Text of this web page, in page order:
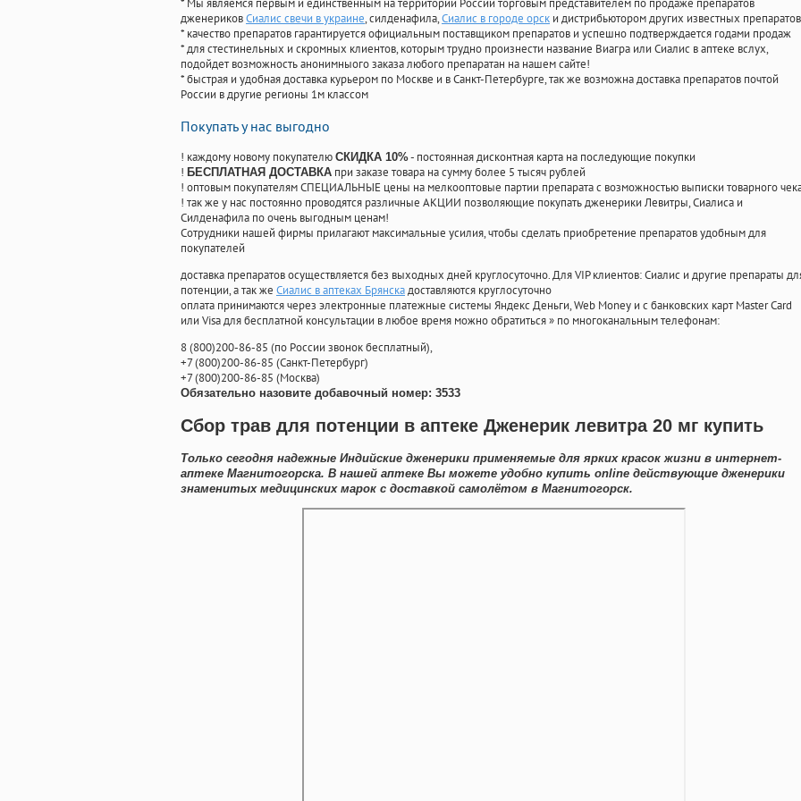
* Мы являемся первым и единственным на территории России торговым представителем по продаже препаратов
дженериковСиалис свечи в украине, силденафила,Сиалис в городе орск и дистрибьютором других известных препаратов
* качество препаратов гарантируется официальным поставщиком препаратов и успешно подтверждается годами продаж
* для стестинельных и скромных клиентов, которым трудно произнести название Виагра или Сиалис в аптеке вслух,
подойдет возможность анонимныого заказа любого препаратан на нашем сайте!
* быстрая и удобная доставка курьером по Москве и в Санкт-Петербурге, так же возможна доставка препаратов почтой
России в другие регионы 1м классом
Покупать у нас выгодно
! каждому новому покупателю СКИДКА 10%- постоянная дисконтная карта на последующие покупки
! БЕСПЛАТНАЯ ДОСТАВКА при заказе товара на сумму более 5 тысяч рублей
! оптовым покупателям СПЕЦИАЛЬНЫЕ цены на мелкооптовые партии препарата с возможностью выписки товарного
! так же у нас постоянно проводятся различные АКЦИИ позволяющие покупать дженерики Левитры, Сиалиса и
Силденафила по очень выгодным ценам!
Cотрудники нашей фирмы прилагают максимальные усилия, чтобы сделать приобретение препаратов удобным для
покупателей
доставка препаратов осуществляется без выходных дней круглосуточно. Для VIP клиентов: Сиалис и другие препараты
потенции, а так же Сиалис в аптеках Брянскадоставляются круглосуточно
оплата принимаются через электронные платежные системы Яндекс Деньги, Web Money и с банковских карт Master Card
или Visa для бесплатной консультации в любое время можно обратиться» по многоканальным телефонам:
8(800)200-86-85 (по России звонок бесплатный),
+7(800)200-86-85 (Санкт-Петербург)
+7(800)200-86-85 (Москва)
Обязательно назовите добавочный номер: 3533
Сбор трав для потенции в аптеке Дженерик левитра 20 мг купить
Только сегодня надежные Индийские дженерики применяемые для ярких красок жизни в интернет-
аптеке Магнитогорска. В нашей аптеке Вы можете удобно купить online действующие дженерики
знаменитых медицинских марок с доставкой самолётом в Магнитогорск.